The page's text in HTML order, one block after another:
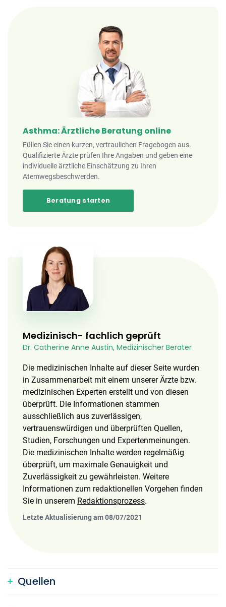
Asthma: Ärztliche Beratung online
Füllen Sie einen kurzen, vertraulichen Fragebogen aus.
Qualifizierte Ärzte prüfen Ihre Angaben und geben eine
individuelle ärztliche Einschätzung zu Ihren
Atemwegsbeschwerden.
Beratung starten
Medizinisch- fachlich geprüft
Dr. Catherine Anne Austin, Medizinischer Berater
Die medizinischen Inhalte auf dieser Seite wurden
in Zusammenarbeit mit einem unserer Ärzte bzw.
medizinischen Experten erstellt und von diesen
überprüft. Die Informationen stammen
ausschließlich aus zuverlässigen,
vertrauenswürdigen und überprüften Quellen,
Studien, Forschungen und Expertenmeinungen.
Die medizinischen Inhalte werden regelmäßig
überprüft, um maximale Genauigkeit und
Zuverlässigkeit zu gewährleisten. Weitere
Informationen zum redaktionellen Vorgehen finden
Sie in unserem Redaktionsprozess.
Letzte Aktualisierung am 08/07/2021
Quellen